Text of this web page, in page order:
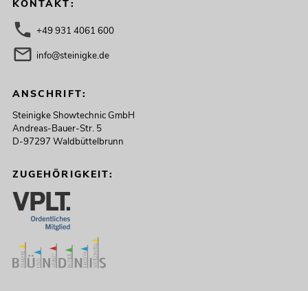
KONTAKT:
+49 931 4061 600
info@steinigke.de
ANSCHRIFT:
Steinigke Showtechnic GmbH
Andreas-Bauer-Str. 5
D-97297 Waldbüttelbrunn
ZUGEHÖRIGKEIT: